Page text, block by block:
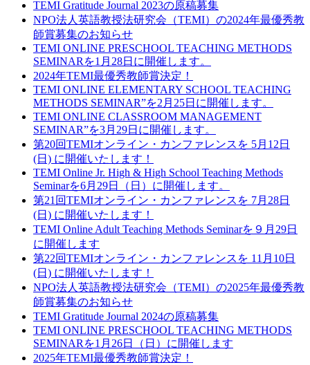
TEMI Gratitude Journal 2023の原稿募集
NPO法人英語教授法研究会（TEMI）の2024年最優秀教
師賞募集のお知らせ
TEMI ONLINE PRESCHOOL TEACHING METHODS
SEMINARを1月28日に開催します。
2024年TEMI最優秀教師賞決定！
TEMI ONLINE ELEMENTARY SCHOOL TEACHING
METHODS SEMINAR”を2月25日に開催します。
TEMI ONLINE CLASSROOM MANAGEMENT
SEMINAR”を3月29日に開催します。
第20回TEMIオンライン・カンファレンスを 5月12日
(日) に開催いたします！
TEMI Online Jr. High & High School Teaching Methods
Seminarを6月29日（日）に開催します。
第21回TEMIオンライン・カンファレンスを 7月28日
(日) に開催いたします！
TEMI Online Adult Teaching Methods Seminarを９月29日
に開催します
第22回TEMIオンライン・カンファレンスを 11月10日
(日) に開催いたします！
NPO法人英語教授法研究会（TEMI）の2025年最優秀教
師賞募集のお知らせ
TEMI Gratitude Journal 2024の原稿募集
TEMI ONLINE PRESCHOOL TEACHING METHODS
SEMINARを1月26日（日）に開催します
2025年TEMI最優秀教師賞決定！